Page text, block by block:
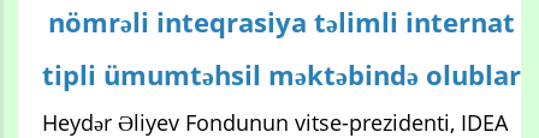
nömrəli inteqrasiya təlimli internat
tipli ümumtəhsil məktəbində olublar
Heydər Əliyev Fondunun vitse-prezidenti, IDEA